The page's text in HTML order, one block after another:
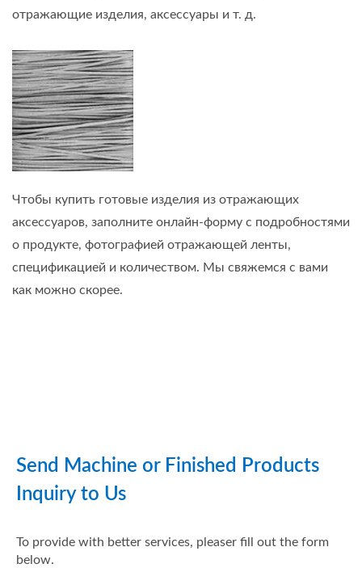
отражающие изделия, аксессуары и т. д.
Чтобы купить готовые изделия из отражающих
аксессуаров, заполните онлайн-форму с подробностями
о продукте, фотографией отражающей ленты,
спецификацией и количеством. Мы свяжемся с вами
как можно скорее.